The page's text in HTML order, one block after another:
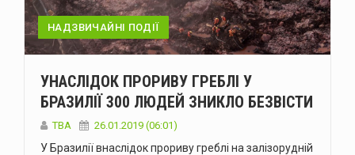
НАДЗВИЧАЙНІ ПОДІЇ
УНАСЛІДОК ПРОРИВУ ГРЕБЛІ У
БРАЗИЛІЇ 300 ЛЮДЕЙ ЗНИКЛО БЕЗВІСТИ
TBA 26.01.2019 (06:01)
У Бразилії внаслідок прориву греблі на залізорудній